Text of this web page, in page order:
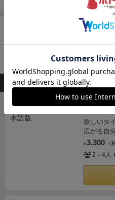
再入荷まで
入荷通
後、通知送信先を設
このボードゲームを持ってる
キング
欲しいタ
広がる自
¥ 3,300 （
2～4人